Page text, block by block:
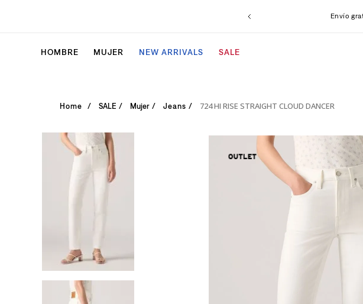
Envío
HOMBRE MUJER NEW ARRIVALS SALE
SALE Mujer Jeans 724 HI RISE STRAIGHT CLOUD DANCER